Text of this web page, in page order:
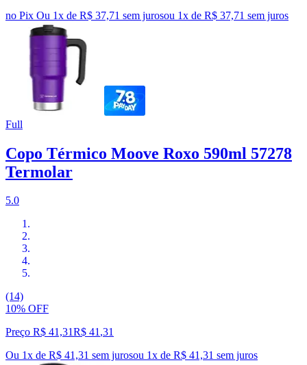
no Pix Ou 1x de R$ 37,71 sem jurosou 1x de R$ 37,71 sem juros
Full
Copo Térmico Moove Roxo 590ml 57278
Termolar
5.0
(14)
10% OFF
Preço R$ 41,31R$ 41,31
Ou 1x de R$ 41,31 sem jurosou 1x de R$ 41,31 sem juros